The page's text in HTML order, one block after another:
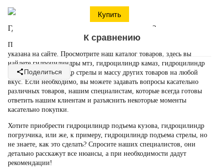
К сравнению
Поделиться
Где можно ?
При необходимости у нас вы можете
указана на сайте. Просмотрите наш каталог товаров, здесь вы
найдетегидроцилиндры мтз, гидроцилиндр камаз, гидроцилиндр
кузова, гидроцилиндр стрелы и массу других товаров на любой
вкус. Если необходимо, вы можете задавать вопросы касательно
различных товаров, нашим специалистам, которые всегда готовы
ответить нашим клиентам и разъяснить некоторые моменты
касательно покупки.
Хотите приобрести гидроцилиндр подъема кузова, гидроцилиндр
погрузчика, или же, к примеру, гидроцилиндр подъема стрелы, но
не знаете, как это сделать? Спросите наших специалистов, они
детально расскажут все нюансы, а при необходимости дадут
рекомендации!